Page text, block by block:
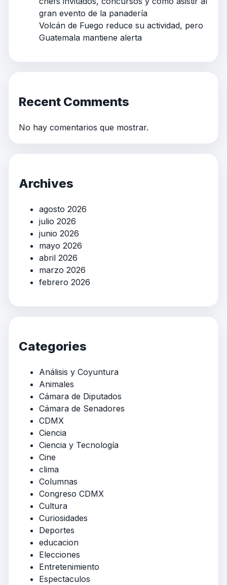
gran evento de la panadería
Volcán de Fuego reduce su actividad, pero
Guatemala mantiene alerta
Recent Comments
No hay comentarios que mostrar.
Archives
agosto 2026
julio 2026
junio 2026
mayo 2026
abril 2026
marzo 2026
febrero 2026
Categories
Análisis y Coyuntura
Animales
Cámara de Diputados
Cámara de Senadores
CDMX
Ciencia
Ciencia y Tecnología
Cine
clima
Columnas
Congreso CDMX
Cultura
Curiosidades
Deportes
educacion
Elecciones
Entretenimiento
Espectaculos